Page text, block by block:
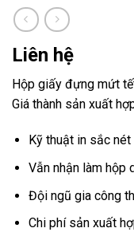
Liên hệ
Hộp giấy đựng mứt
Giá thành sản xuất
Kỹ thuật in sắc
Vẫn nhận làm hộp
Đội ngũ gia công
Chi phí sản xuất